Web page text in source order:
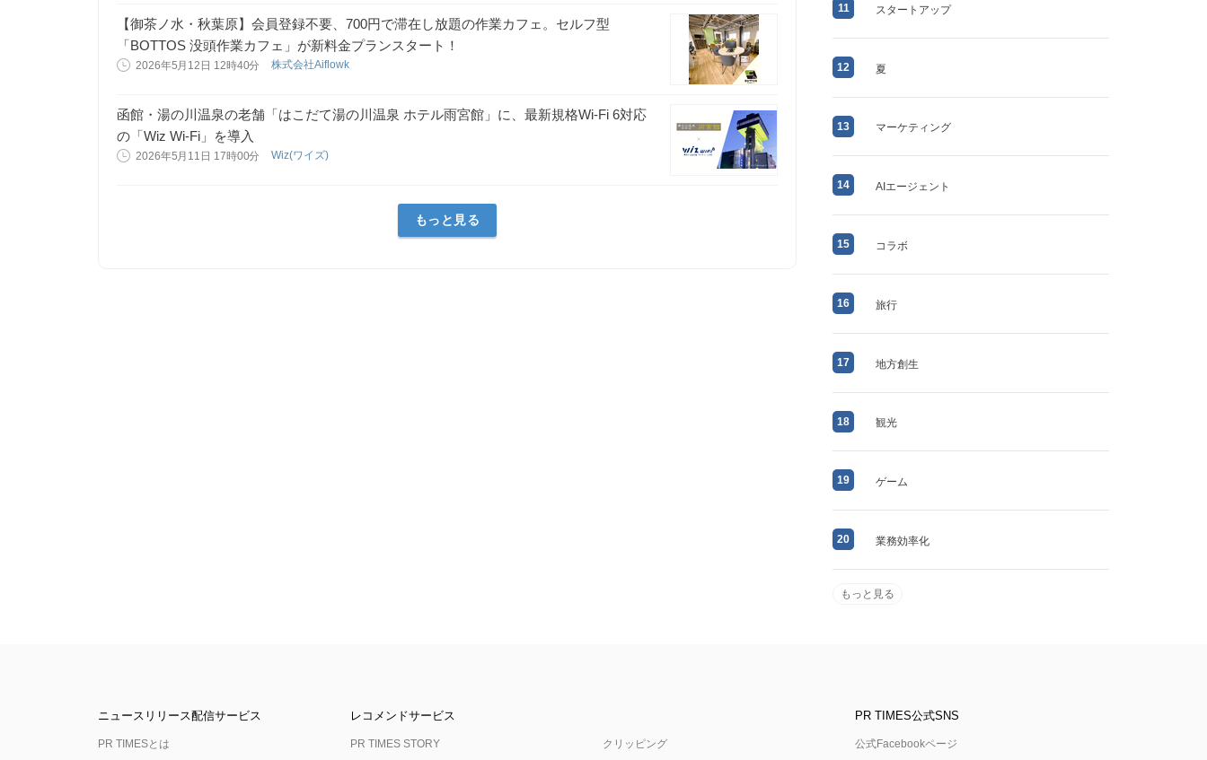
【御茶ノ水・秋葉原】会員登録不要、700円で滞在し放題の作業カフェ。セルフ型
「BOTTOS 没頭作業カフェ」が新料金プランスタート！
2026年5月12日 12時40分 株式会社Aiflowk
函館・湯の川温泉の老舗「はこだて湯の川温泉 ホテル雨宮館」に、最新規格Wi-Fi 6対応
の「Wiz Wi-Fi」を導入
2026年5月11日 17時00分 Wiz(ワイズ)
もっと見る
11 スタートアップ
12 夏
13 マーケティング
14 AIエージェント
15 コラボ
16 旅行
17 地方創生
18 観光
19 ゲーム
20 業務効率化
もっと見る
ニュースリリース配信サービス
PR TIMESとは
レコメンドサービス
PR TIMES STORY クリッピング
PR TIMES公式SNS
公式Facebookページ